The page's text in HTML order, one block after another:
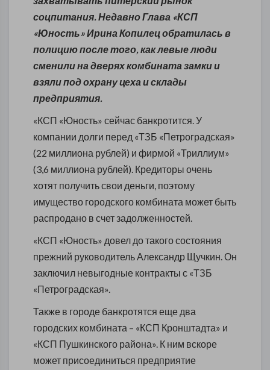
соцпитания. НедавноГлава «КСП
«Юность» Ирина Копилец обратилась в
полицию после того, как левые люди
сменили на дверях комбината замки и
взяли под охрану цеха и склады
предприятия.
«КСП «Юность» сейчас банкротится. У
компании долги перед «ТЗБ «Петроградская»
(22 миллиона рублей) и фирмой «Триллиум»
(3,6 миллиона рублей). Кредиторы очень
хотят получить свои деньги, поэтому
имущество городского комбината может быть
распродано в счет задолженностей.
«КСП «Юность» довел до такого состояния
прежний руководитель Александр Щучкин. Он
заключил невыгодные контракты с «ТЗБ
«Петроградская».
Также в городе банкротятся еще два
городских комбината – «КСП Кронштадта» и
«КСП Пушкинского района». К ним вскоре
может присоединиться предприятие